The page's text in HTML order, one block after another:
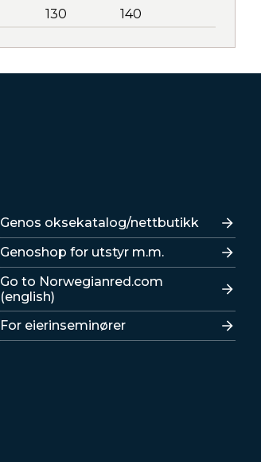
130 140
Lenker
Genos oksekatalog/nettbutikk
Genoshop for utstyr m.m.
Go to Norwegianred.com
(english)
For eierinseminører